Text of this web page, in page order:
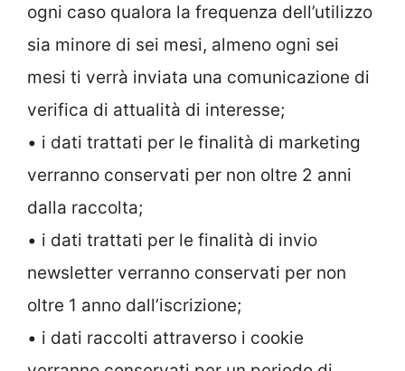
ogni caso qualora la frequenza dell’utilizzo
sia minore di sei mesi, almeno ogni sei
mesi ti verrà inviata una comunicazione di
verifica di attualità di interesse;
• i dati trattati per le finalità di marketing
verranno conservati per non oltre 2 anni
dalla raccolta;
• i dati trattati per le finalità di invio
newsletter verranno conservati per non
oltre 1 anno dall’iscrizione;
• i dati raccolti attraverso i cookie